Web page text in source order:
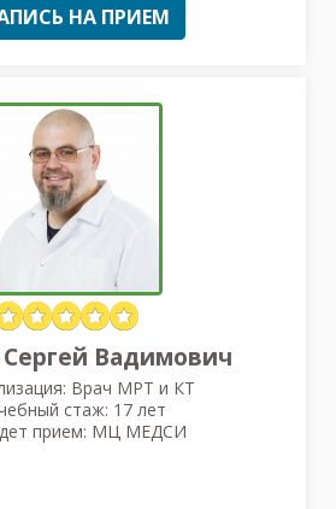
НА ПРИЕМ
Вадимович
Врач МРТ и КТ
стаж: 17 лет
прием: МЦ МЕДСИ